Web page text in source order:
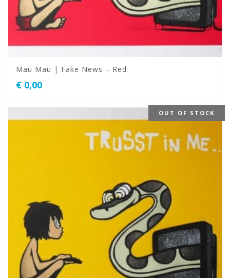
Mau Mau | Fake News – Red
€ 0,00
OUT OF STOCK